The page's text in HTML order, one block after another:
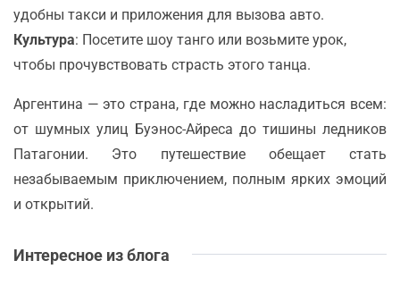
удобны такси и приложения для вызова авто.
Культура: Посетите шоу танго или возьмите урок,
чтобы прочувствовать страсть этого танца.
Аргентина — это страна, где можно насладиться всем:
от шумных улиц Буэнос-Айреса до тишины ледников
Патагонии. Это путешествие обещает стать
незабываемым приключением, полным ярких эмоций
и открытий.
Интересное из блога